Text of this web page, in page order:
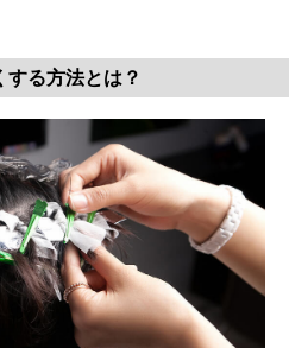
る方法とは？